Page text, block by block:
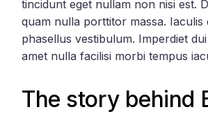
tincidunt eget nullam non nisi est.
quam nulla porttitor massa. Iaculis
phasellus vestibulum. Imperdiet
amet nulla facilisi morbi tempus
The story behind